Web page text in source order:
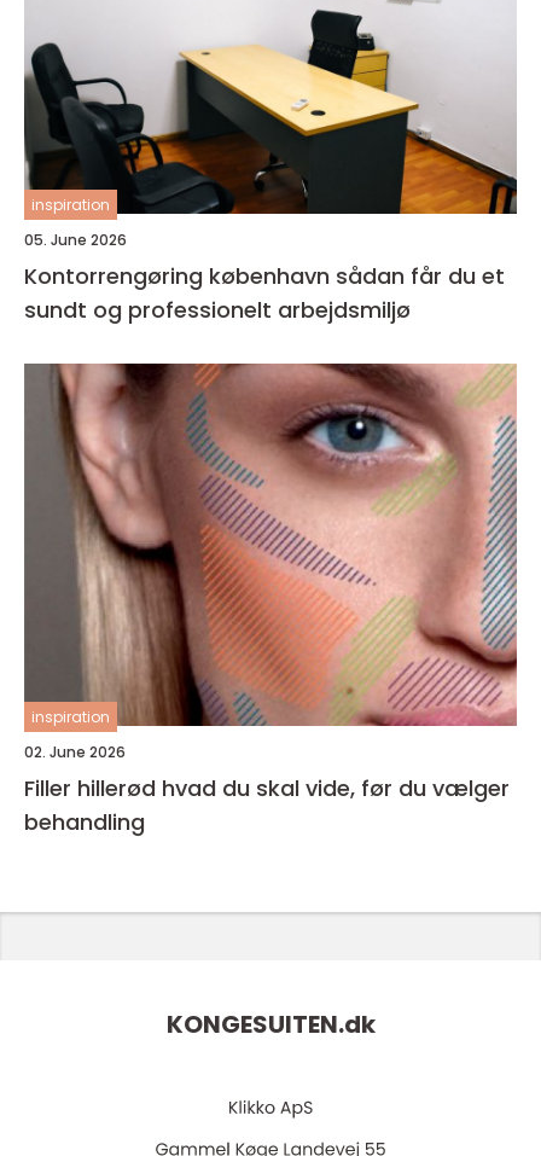
inspiration
05. June 2026
Kontorrengøring københavn sådan får du et
sundt og professionelt arbejdsmiljø
inspiration
02. June 2026
Filler hillerød hvad du skal vide, før du vælger
behandling
KONGESUITEN.dk